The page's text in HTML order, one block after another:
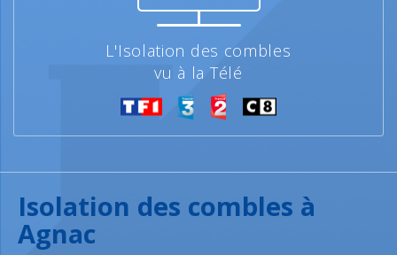
L'Isolation des combles
vu à la Télé
Isolation des combles à
Agnac